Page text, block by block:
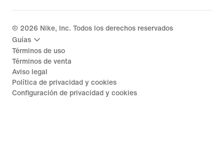
© 2026 Nike, Inc. Todos los derechos reservados
Guías
Términos de uso
Términos de venta
Aviso legal
Política de privacidad y cookies
Configuración de privacidad y cookies